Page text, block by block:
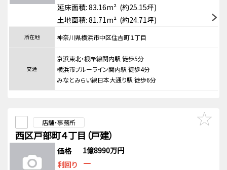
延床面積: 83.16m² (約25.15坪)
土地面積: 81.71m² (約24.71坪)
所在地 神奈川県横浜市中区住吉町１丁目
交通
京浜東北・根岸線関内駅 徒歩5分
横浜市ブルーライン関内駅 徒歩4分
みなとみらい線日本大通り駅 徒歩6分
店舗・事務所
西区戸部町４丁目（戸建）
価格
1億8990万円
利回り
－